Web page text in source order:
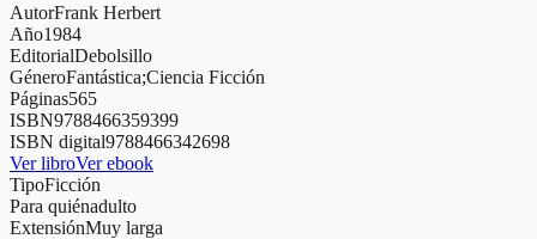
AutorFrank Herbert
Año1984
EditorialDebolsillo
GéneroFantástica;Ciencia Ficción
Páginas565
ISBN9788466359399
ISBN digital9788466342698
Ver libroVer ebook
TipoFicción
Para quiénadulto
ExtensiónMuy larga